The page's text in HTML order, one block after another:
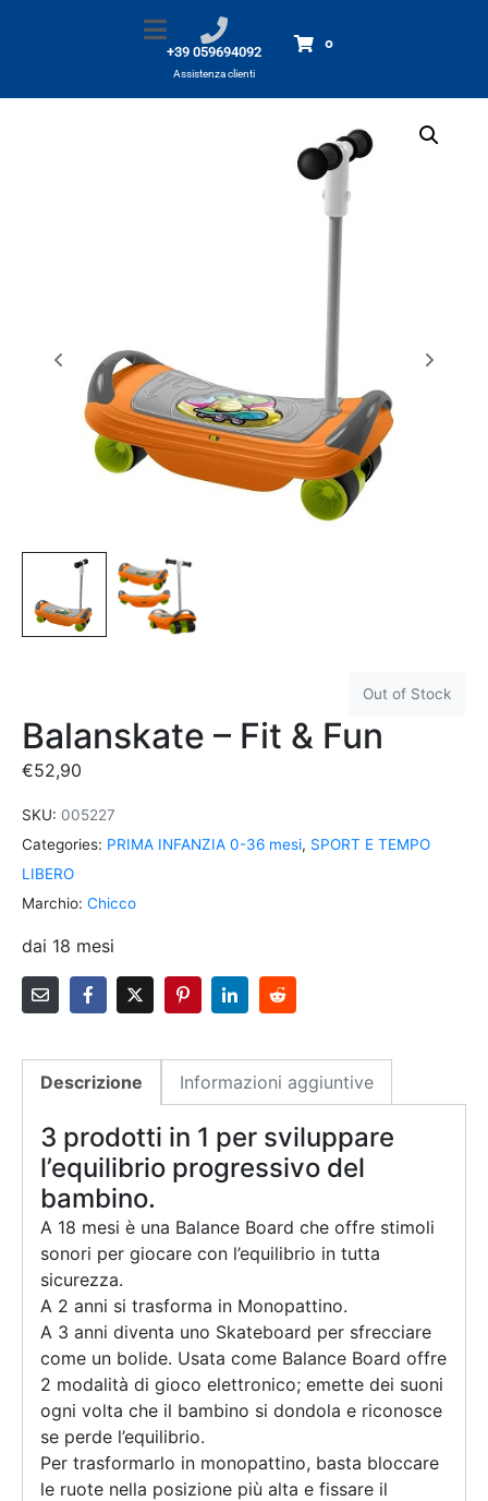
+39 059694092
Assistenza clienti
0
Prodotti Balanskate - Fit & Fun
Out of Stock
Balanskate – Fit & Fun
€52,90
SKU: 005227
Categories: PRIMA INFANZIA 0-36 mesi, SPORT E TEMPO
LIBERO
Marchio: Chicco
dai 18 mesi
Descrizione Informazioni aggiuntive
3 prodotti in 1 per sviluppare
l’equilibrio progressivo del
bambino.
A 18 mesi è una Balance Board che offre stimoli
sonori per giocare con l’equilibrio in tutta
sicurezza.
A 2 anni si trasforma in Monopattino.
A 3 anni diventa uno Skateboard per sfrecciare
come un bolide. Usata come Balance Board offre
2 modalità di gioco elettronico; emette dei suoni
ogni volta che il bambino si dondola e riconosce
se perde l’equilibrio.
Per trasformarlo in monopattino, basta bloccare
le ruote nella posizione più alta e fissare il